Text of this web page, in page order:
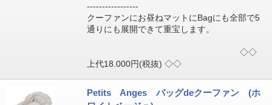
-----------------
クーファンにお昼ねマットにBagにも全部で5
通りにも展開できて重宝します。
◇◇
上代18.000円(税抜) ◇◇
Petits Anges バッグdeクーファン (ホ